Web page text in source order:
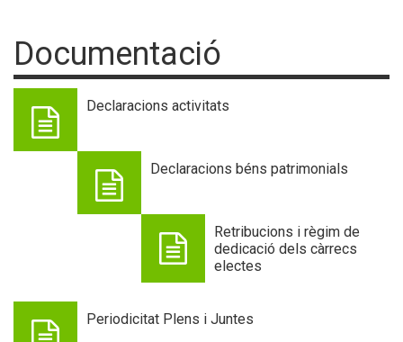
Documentació
Declaracions activitats
Declaracions béns patrimonials
Retribucions i règim de
dedicació dels càrrecs
electes
Periodicitat Plens i Juntes